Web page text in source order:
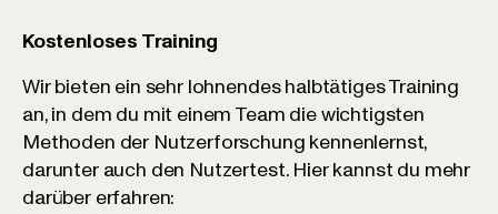
Kostenloses Training
Wir bieten ein sehr lohnendes halbtätiges Training
an, in dem du mit einem Team die wichtigsten
Methoden der Nutzerforschung kennenlernst,
darunter auch den Nutzertest. Hier kannst du mehr
darüber erfahren: